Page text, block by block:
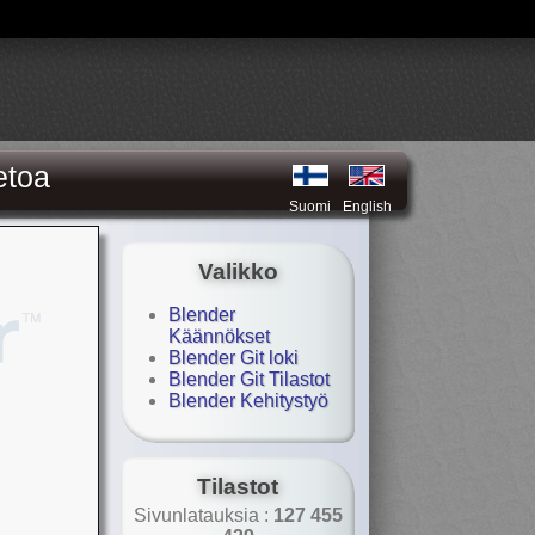
Suomi English
Valikko
Blender
Käännökset
Blender Git loki
Blender Git Tilastot
Blender Kehitystyö
Tilastot
Sivunlatauksia : 127 455